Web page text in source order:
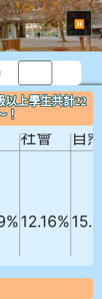
⏸
以上學生共計22
！
5A等級以上
佳～！
社會
自
12.16%